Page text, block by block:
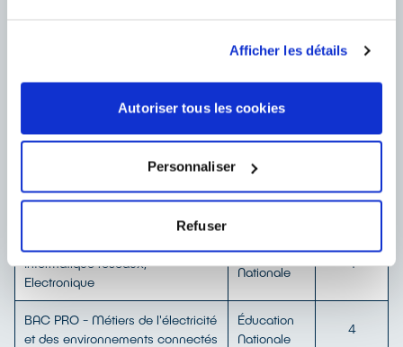
Afficher les détails
Autoriser tous les cookies
Personnaliser
Refuser
Si vous souhaitez un accompagnement dans la démarche, vous
SUPPORT_FF3E@LOPCOMMERCE.COM
Formations éligibles
Certifications
Organisme
certificateur
de
formation
Informatique réseaux,
Electronique
Éducation
Nationale
4
BAC PRO - Métiers de l'électricité
et des environnements connectés
Éducation
Nationale
4